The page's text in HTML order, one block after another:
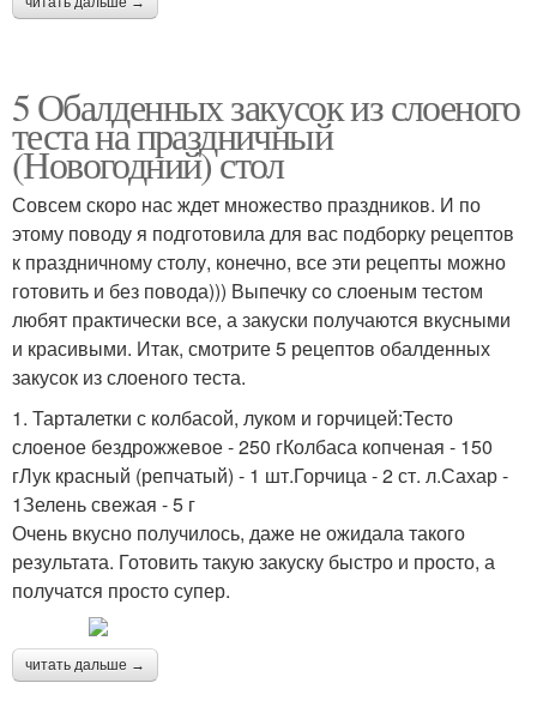
5 Обалденных закусок из слоеного
теста на праздничный
(Новогодний) стол
Совсем скоро нас ждет множество праздников. И по
этому поводу я подготовила для вас подборку рецептов
к праздничному столу, конечно, все эти рецепты можно
готовить и без повода))) Выпечку со слоеным тестом
любят практически все, а закуски получаются вкусными
и красивыми. Итак, смотрите 5 рецептов обалденных
закусок из слоеного теста.
1. Тарталетки с колбасой, луком и горчицей:Тесто
слоеное бездрожжевое - 250 гКолбаса копченая - 150
гЛук красный (репчатый) - 1 шт.Горчица - 2 ст. л.Сахар -
1Зелень свежая - 5 г
Очень вкусно получилось, даже не ожидала такого
результата. Готовить такую закуску быстро и просто, а
получатся просто супер.
читать дальше →